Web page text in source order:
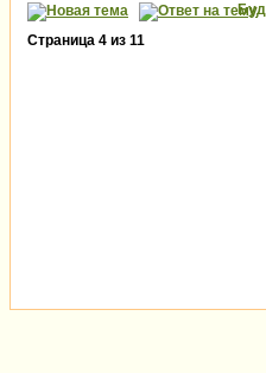
Страница 4 из 11